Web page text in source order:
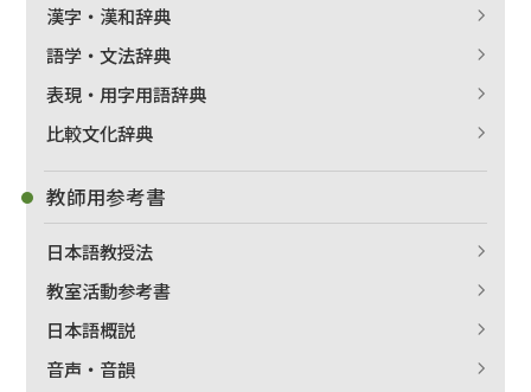
漢字・漢和辞典
語学・文法辞典
表現・用字用語辞典
比較文化辞典
教師用参考書
日本語教授法
教室活動参考書
日本語概説
音声・音韻